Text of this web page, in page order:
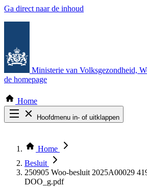
Ga direct naar de inhoud
Ministerie van Volksgezondheid,
de homepage
Home
Hoofdmenu in- of uitklappen
Thema COVID-19
Bekijk per bestuursorgaan
Home
Besluit
250905 Woo-besluit 2025A00029
DOO_g.pdf